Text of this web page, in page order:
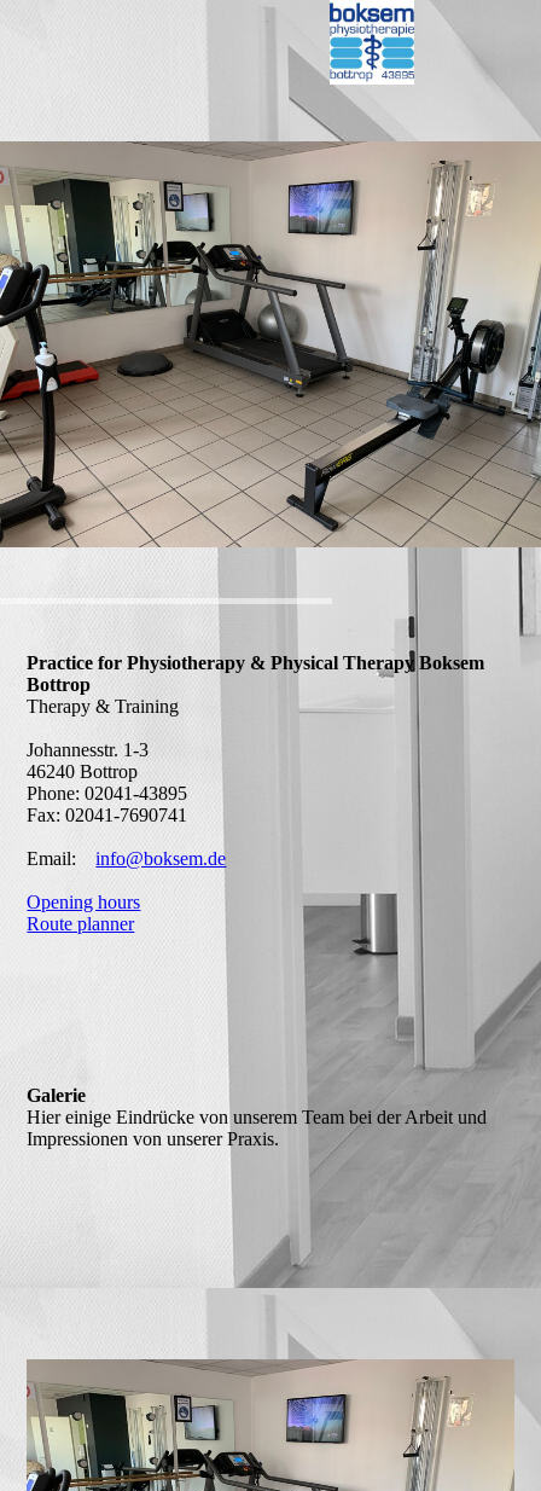
Practice for Physiotherapy & Physical Therapy Boksem
Bottrop
Therapy & Training
Johannesstr. 1-3
46240 Bottrop
Phone: 02041-43895
Fax: 02041-7690741
Email:info@boksem.de
Opening hours
Route planner
Galerie
Hier einige Eindrücke von unserem Team bei der Arbeit und
Impressionen von unserer Praxis.